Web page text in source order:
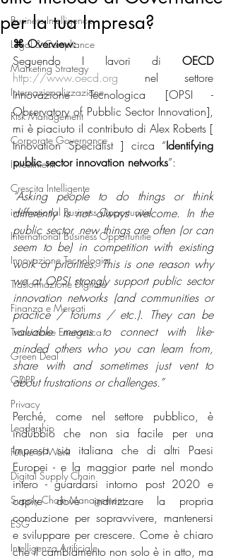
Business Intelligence
Legal & Compliance
Marketing Strategy
Internazionalizzazione
Risk Management
Corporate Governance
Investimenti
Crescita Intelligente
international Business Opportunitie
International Business Opportunitie
Innovazione Tecnologia
Trasformazione Digitale
Finanza e Mercati
Transizione Energetica
Green Deal
GDPR
Privacy
Leadership
Future of Work
Digital Supply Chain
Supply Chain Management
ESG
Intelligenza Artificiale
per la tua Impresa?
⌘ Overview:
Seguendo I lavori di OECD
http://www.oecd.org nel settore
Innovazione Tecnologica [OPSI -
Observatory of Pubblic Sector Innovation],
mi è piaciuto il contributo di Alex Roberts [
Innovation Specialist ] circa “Identifying
public sector innovation networks”:
“Asking people to do things or think
differently is not always welcome. In the
public sector, new things are often (or can
seem to be) in competition with existing
work or priorities. This is one reason why
we at OPSI strongly support public sector
innovation networks (and communities or
practice / forums / etc.). They can be
valuable means to connect with like-
minded others who you can learn from,
share with and sometimes just vent to
about frustrations or challenges.”
Perché, come nel settore pubblico, è
indubbio che non sia facile per una
Impresa sia italiana che di altri Paesi
Europei - e la maggior parte nel mondo
intero - guardarsi intorno post 2020 e
capire dove indirizzare la propria
conduzione per sopravvivere, mantenersi
e sviluppare per crescere. Come è chiaro
che il cambiamento non solo è in atto, ma